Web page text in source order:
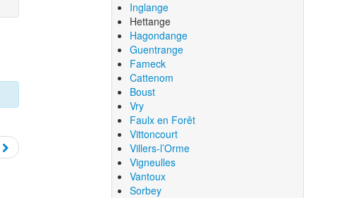
Inglange
Hettange
Hagondange
Guentrange
Fameck
Cattenom
Boust
Vry
Faulx en Forêt
Vittoncourt
Villers-l’Orme
Vigneulles
Vantoux
Sorbey